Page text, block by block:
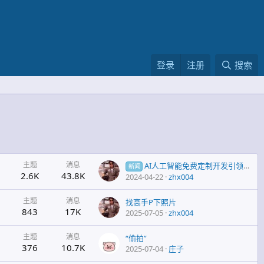
登录 注册 搜索
主题
2.6K
消息
43.8K
新闻 AI人工智能免费定制开发引领科技新潮流
2024-04-22 zhx004
主题
843
消息
17K
找高手P下照片
2025-07-05 zhx004
主题
376
消息
10.7K
“偷拍”
2025-07-04 庄子